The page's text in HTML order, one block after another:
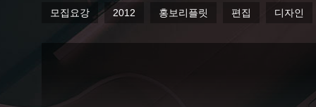
모집요강 2012 홍보리플릿 편집 디자인